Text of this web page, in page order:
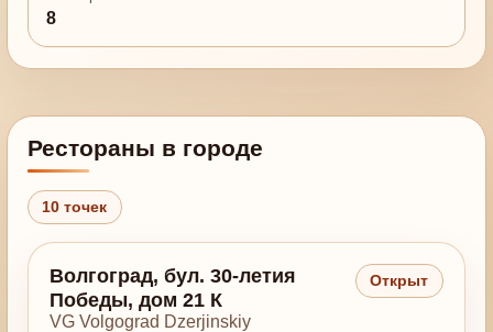
8
Рестораны в городе
10 точек
Волгоград, бул. 30-летия
Победы, дом 21 К
VG Volgograd Dzerjinskiy
Открыт